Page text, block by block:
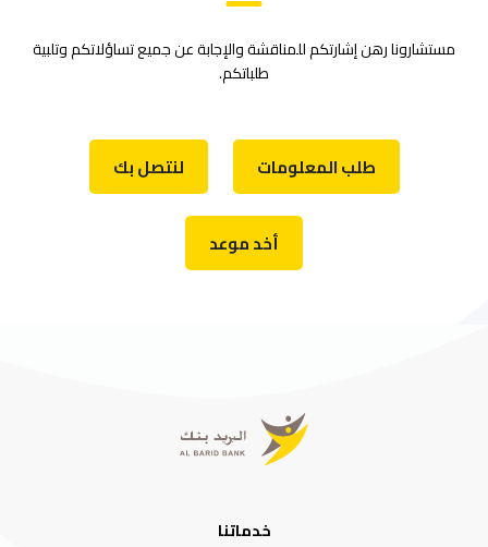
مستشارونا رهن إشارتكم للمناقشة والإجابة عن جميع تساؤلاتكم وتلبية
طلباتكم.
طلب المعلومات لنتصل بك
أخد موعد
خدماتنا